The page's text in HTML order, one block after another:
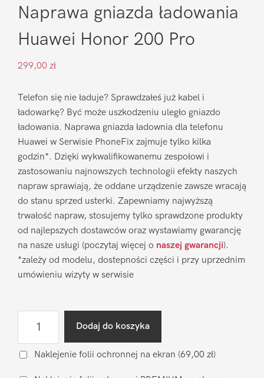
Naprawa gniazda ładowania
Huawei Honor 200 Pro
299,00 zł
Telefon się nie ładuje? Sprawdzałeś już kabel i
ładowarkę? Być może uszkodzeniu uległo gniazdo
ładowania. Naprawa gniazda ładownia dla telefonu
Huawei w Serwisie PhoneFix zajmuje tylko kilka
godzin*. Dzięki wykwalifikowanemu zespołowi i
zastosowaniu najnowszych technologii efekty naszych
napraw sprawiają, że oddane urządzenie zawsze wracają
do stanu sprzed usterki. Zapewniamy najwyższą
trwałość napraw, stosujemy tylko sprawdzone produkty
od najlepszych dostawców oraz wystawiamy gwarancję
na nasze usługi (poczytaj więcej o naszej gwarancji).
*zależy od modelu, dostepności części i przy uprzednim
umówieniu wizyty w serwisie
gniazda
Dodaj do koszyka
Naklejenie folii ochronnej na ekran (69,00 zł)